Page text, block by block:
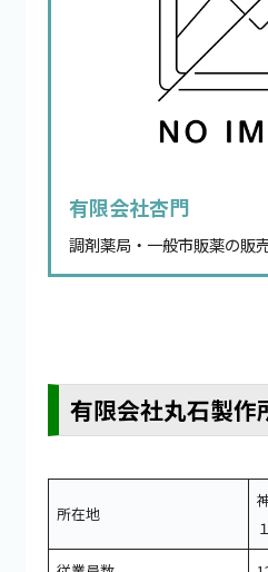
有限会社杏門
調剤薬局・一般市販薬の販
有限会社丸石製作
所在地